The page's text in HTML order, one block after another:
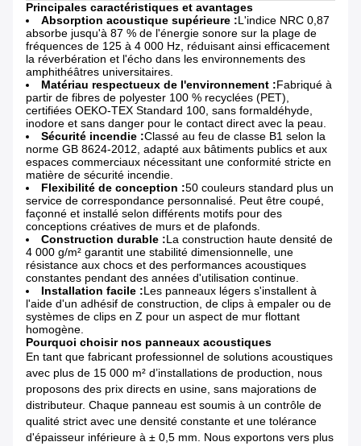
Principales caractéristiques et avantages
Absorption acoustique supérieure :L'indice NRC 0,87
absorbe jusqu'à 87 % de l'énergie sonore sur la plage de
fréquences de 125 à 4 000 Hz, réduisant ainsi efficacement
la réverbération et l'écho dans les environnements des
amphithéâtres universitaires.
Matériau respectueux de l'environnement :Fabriqué à
partir de fibres de polyester 100 % recyclées (PET),
certifiées OEKO-TEX Standard 100, sans formaldéhyde,
inodore et sans danger pour le contact direct avec la peau.
Sécurité incendie :Classé au feu de classe B1 selon la
norme GB 8624-2012, adapté aux bâtiments publics et aux
espaces commerciaux nécessitant une conformité stricte en
matière de sécurité incendie.
Flexibilité de conception :50 couleurs standard plus un
service de correspondance personnalisé. Peut être coupé,
façonné et installé selon différents motifs pour des
conceptions créatives de murs et de plafonds.
Construction durable :La construction haute densité de
4 000 g/m² garantit une stabilité dimensionnelle, une
résistance aux chocs et des performances acoustiques
constantes pendant des années d'utilisation continue.
Installation facile :Les panneaux légers s'installent à
l'aide d'un adhésif de construction, de clips à empaler ou de
systèmes de clips en Z pour un aspect de mur flottant
homogène.
Pourquoi choisir nos panneaux acoustiques
En tant que fabricant professionnel de solutions acoustiques
avec plus de 15 000 m² d’installations de production, nous
proposons des prix directs en usine, sans majorations de
distributeur. Chaque panneau est soumis à un contrôle de
qualité strict avec une densité constante et une tolérance
d'épaisseur inférieure à ± 0,5 mm. Nous exportons vers plus